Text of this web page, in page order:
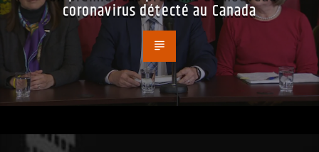
coronavirus détecté au Canada